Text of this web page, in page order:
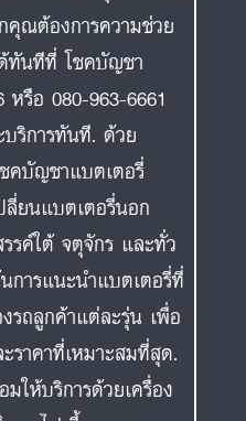
คุณต้องการความช่วย
ด้ทันทีที่ โชคบัญชา
รือ 080-963-6661
บริการทันที. ด้วย
คบัญชาแบตเตอรี่
ลี่ยนแบตเตอรี่นอก
รค์ใต้ จตุจักร และทั่ว
การแนะนำแบตเตอรี่ที่
รถลูกค้าแต่ละรุ่น เพื่อ
าคาที่เหมาะสมที่สุด.
ให้บริการด้วยเครื่อง